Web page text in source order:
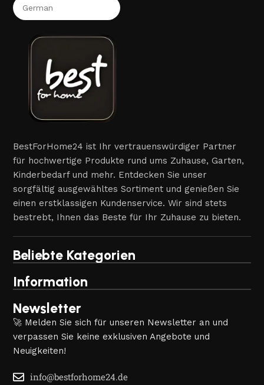
BestForHome24 ist Ihr vertrauenswürdiger Partner
für hochwertige Produkte rund ums Zuhause, Garten,
Kinderbedarf und mehr. Entdecken Sie unser
sorgfältig ausgewähltes Sortiment und genießen Sie
einen erstklassigen Kundenservice. Wir sind stets
bestrebt, Ihnen das Beste für Ihr Zuhause zu bieten.
Beliebte Kategorien
Information
Newsletter
🚀 Melden Sie sich für unseren Newsletter an und
verpassen Sie keine exklusiven Angebote und
Neuigkeiten!
info@bestforhome24.de